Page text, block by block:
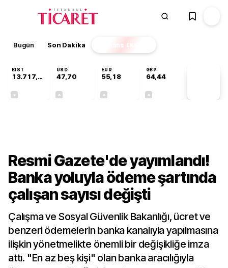
Bugün Son Dakika Finans EKSTRA
BIST
13.717,88
USD
47,70
EUR
55,18
GBP
64,44
Resmi Gazete'de yayımlandı!
Banka yoluyla ödeme şartında
çalışan sayısı değişti
Çalışma ve Sosyal Güvenlik Bakanlığı, ücret ve
benzeri ödemelerin banka kanalıyla yapılmasına
ilişkin yönetmelikte önemli bir değişikliğe imza
attı. "En az beş kişi" olan banka aracılığıyla